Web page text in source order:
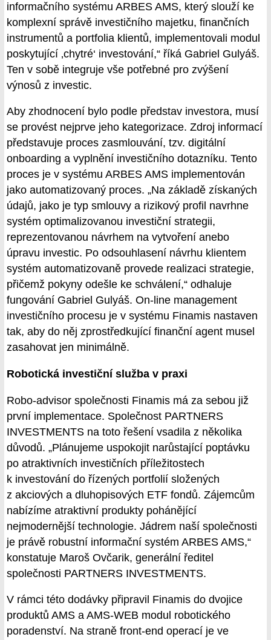
informačního systému ARBES AMS, který slouží ke
komplexní správě investičního majetku, finančních
instrumentů a portfolia klientů, implementovali modul
poskytující ‚chytré‘ investování,“ říká Gabriel Gulyáš.
Ten v sobě integruje vše potřebné pro zvýšení
výnosů z investic.
Aby zhodnocení bylo podle představ investora, musí
se provést nejprve jeho kategorizace. Zdroj informací
představuje proces zasmlouvání, tzv. digitální
onboarding a vyplnění investičního dotazníku. Tento
proces je v systému ARBES AMS implementován
jako automatizovaný proces. „Na základě získaných
údajů, jako je typ smlouvy a rizikový profil navrhne
systém optimalizovanou investiční strategii,
reprezentovanou návrhem na vytvoření anebo
úpravu investic. Po odsouhlasení návrhu klientem
systém automatizovaně provede realizaci strategie,
přičemž pokyny odešle ke schválení,“ odhaluje
fungování Gabriel Gulyáš. On-line management
investičního procesu je v systému Finamis nastaven
tak, aby do něj zprostředkující finanční agent musel
zasahovat jen minimálně.
Robotická investiční služba v praxi
Robo-advisor společnosti Finamis má za sebou již
první implementace. Společnost PARTNERS
INVESTMENTS na toto řešení vsadila z několika
důvodů. „Plánujeme uspokojit narůstající poptávku
po atraktivních investičních příležitostech
k investování do řízených portfolií složených
z akciových a dluhopisových ETF fondů. Zájemcům
nabízíme atraktivní produkty pohánějící
nejmodernější technologie. Jádrem naší společnosti
je právě robustní informační systém ARBES AMS,“
konstatuje Maroš Ovčarik, generální ředitel
společnosti PARTNERS INVESTMENTS.
V rámci této dodávky připravil Finamis do dvojice
produktů AMS a AMS-WEB modul robotického
poradenství. Na straně front-end operací je ve